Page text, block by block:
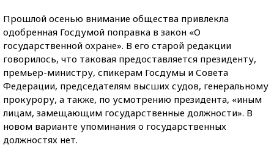
Прошлой осенью внимание общества привлекла
одобренная Госдумой поправка в закон «О
государственной охране». В его старой редакции
говорилось, что таковая предоставляется президенту,
премьер-министру, спикерам Госдумы и Совета
Федерации, председателям высших судов, генеральному
прокурору, а также, по усмотрению президента, «иным
лицам, замещающим государственные должности». В
новом варианте упоминания о государственных
должностях нет.